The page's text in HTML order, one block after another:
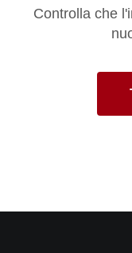
Controlla che